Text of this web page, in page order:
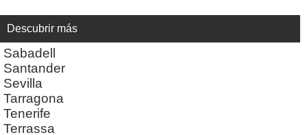
Descubrir más
Sabadell
Santander
Sevilla
Tarragona
Tenerife
Terrassa